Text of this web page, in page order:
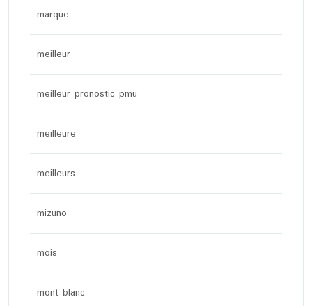
marque
meilleur
meilleur pronostic pmu
meilleure
meilleurs
mizuno
mois
mont blanc